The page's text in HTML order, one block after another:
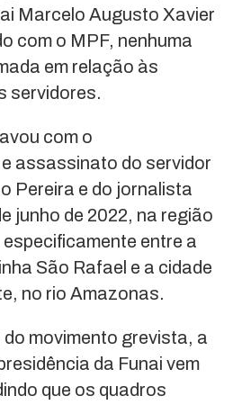
Marcelo Augusto Xavier
com o MPF, nenhuma
em relação às
servidores.
com o
assassinato do servidor
Pereira e do jornalista
junho de 2022, na região
entre a
São Rafael e a cidade
no rio Amazonas.
do movimento grevista, a
da Funai vem
que os quadros